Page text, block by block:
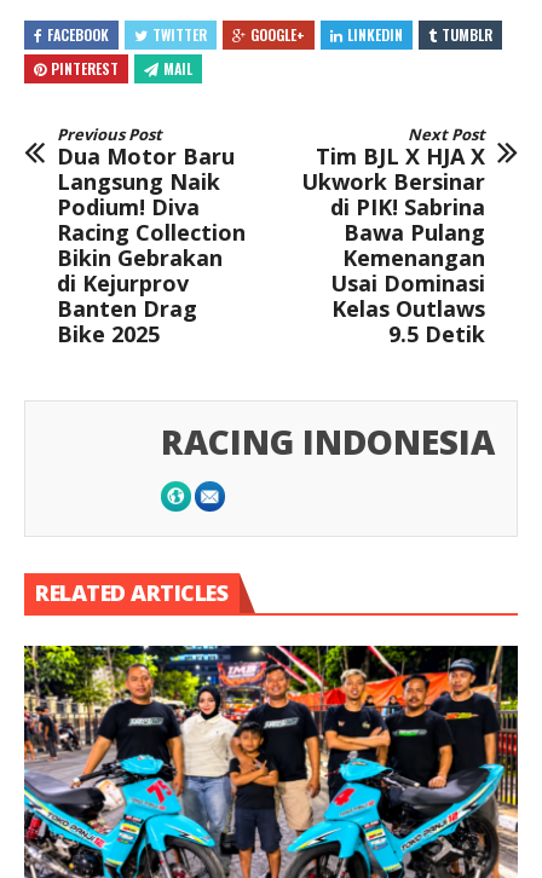
FACEBOOK TWITTER GOOGLE+ LINKEDIN
TUMBLR
PINTEREST
MAIL
Previous Post
Dua Motor Baru
Langsung Naik
Podium! Diva
Racing Collection
Bikin Gebrakan
di Kejurprov
Banten Drag
Bike 2025
Next Post
Tim BJL X HJA X
Ukwork Bersinar
di PIK! Sabrina
Bawa Pulang
Kemenangan
Usai Dominasi
Kelas Outlaws
9.5 Detik
RACING INDONESIA
RELATED ARTICLES